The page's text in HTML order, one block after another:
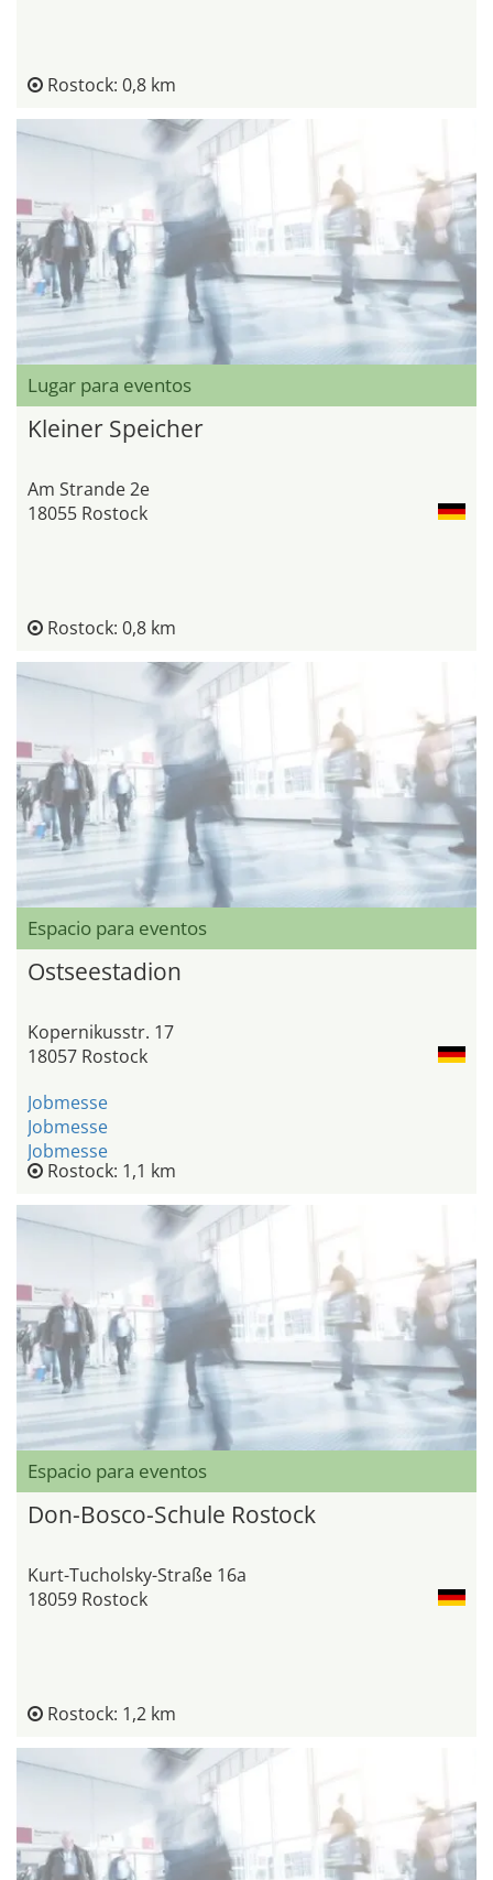
Rostock: 0,8 km
Lugar para eventos
Kleiner Speicher
Am Strande 2e
18055 Rostock
Rostock: 0,8 km
Espacio para eventos
Ostseestadion
Kopernikusstr. 17
18057 Rostock
Jobmesse
Jobmesse
Jobmesse
Rostock: 1,1 km
Espacio para eventos
Don-Bosco-Schule Rostock
Kurt-Tucholsky-Straße 16a
18059 Rostock
Rostock: 1,2 km